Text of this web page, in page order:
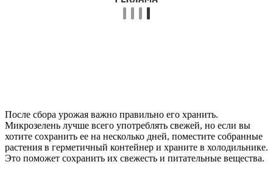
После сбора урожая важно правильно его хранить.
Микрозелень лучше всего употреблять свежей, но если вы
хотите сохранить ее на несколько дней, поместите собранные
растения в герметичный контейнер и храните в холодильнике.
Это поможет сохранить их свежесть и питательные вещества.